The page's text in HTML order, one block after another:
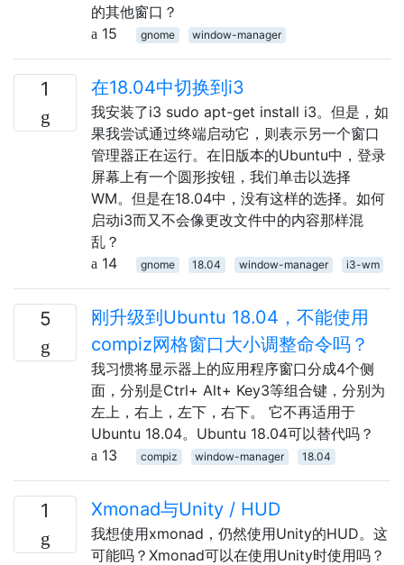
的其他窗口？
15
gnome window-manager
1 在18.04中切换到i3
我安装了i3 sudo apt-get install i3。但是，如
果我尝试通过终端启动它，则表示另一个窗口
管理器正在运行。在旧版本的Ubuntu中，登录
屏幕上有一个圆形按钮，我们单击以选择
WM。但是在18.04中，没有这样的选择。如何
启动i3而又不会像更改文件中的内容那样混
乱？
14
gnome 18.04 window-manager i3-wm
5
刚升级到Ubuntu 18.04，不能使用
compiz网格窗口大小调整命令吗？
我习惯将显示器上的应用程序窗口分成4个侧
面，分别是Ctrl+ Alt+ Key3等组合键，分别为
左上，右上，左下，右下。 它不再适用于
Ubuntu 18.04。Ubuntu 18.04可以替代吗？
13
compiz window-manager 18.04
1 Xmonad与Unity / HUD
我想使用xmonad，仍然使用Unity的HUD。这
可能吗？Xmonad可以在使用Unity时使用吗？